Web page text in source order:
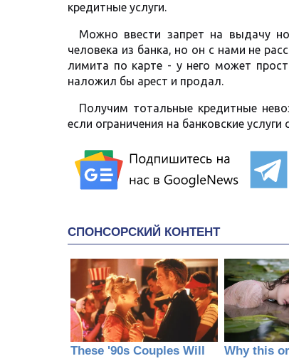
кредитные услуги.
Можно ввести запрет на выдачу
человека из банка, но он с нами не
лимита по карте - у него может
наложил бы арест и продал.
Получим тотальные кредитные
если ограничения на банковские